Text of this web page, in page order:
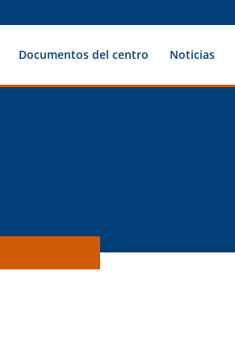
Documentos del centro Noticias